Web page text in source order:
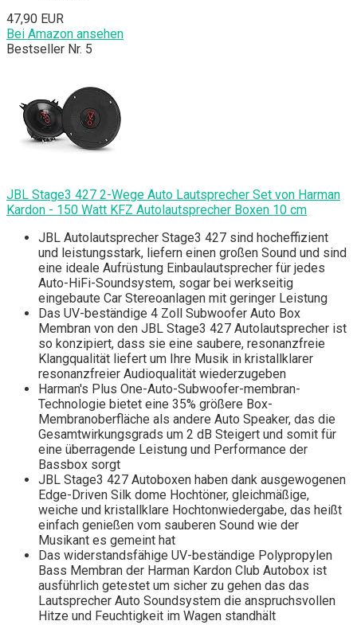
47,90 EUR
Bei Amazon ansehen
Bestseller Nr. 5
JBL Stage3 427 2-Wege Auto Lautsprecher Set von Harman
Kardon - 150 Watt KFZ Autolautsprecher Boxen 10 cm
JBL Autolautsprecher Stage3 427 sind hocheffizient
und leistungsstark, liefern einen großen Sound und sind
eine ideale Aufrüstung Einbaulautsprecher für jedes
Auto-HiFi-Soundsystem, sogar bei werkseitig
eingebaute Car Stereoanlagen mit geringer Leistung
Das UV-beständige 4 Zoll Subwoofer Auto Box
Membran von den JBL Stage3 427 Autolautsprecher ist
so konzipiert, dass sie eine saubere, resonanzfreie
Klangqualität liefert um Ihre Musik in kristallklarer
resonanzfreier Audioqualität wiederzugeben
Harman's Plus One-Auto-Subwoofer-membran-
Technologie bietet eine 35% größere Box-
Membranoberfläche als andere Auto Speaker, das die
Gesamtwirkungsgrads um 2 dB Steigert und somit für
eine überragende Leistung und Performance der
Bassbox sorgt
JBL Stage3 427 Autoboxen haben dank ausgewogenen
Edge-Driven Silk dome Hochtöner, gleichmäßige,
weiche und kristallklare Hochtonwiedergabe, das heißt
einfach genießen vom sauberen Sound wie der
Musikant es gemeint hat
Das widerstandsfähige UV-beständige Polypropylen
Bass Membran der Harman Kardon Club Autobox ist
ausführlich getestet um sicher zu gehen das das
Lautsprecher Auto Soundsystem die anspruchsvollen
Hitze und Feuchtigkeit im Wagen standhält